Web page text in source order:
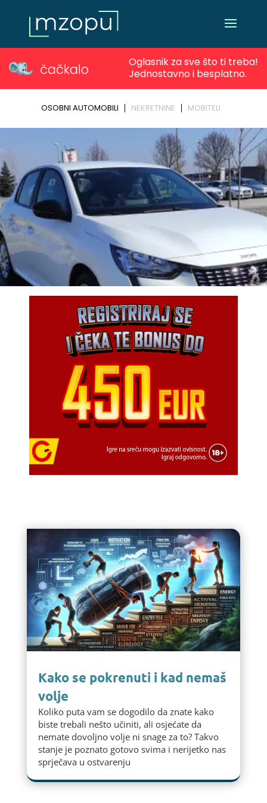
Kako se pokrenuti i kad nemaš
volje
Koliko puta vam se dogodilo da znate kako
biste trebali nešto učiniti, ali osjećate da
nemate dovoljno volje ni snage za to? Takvo
stanje je poznato gotovo svima i nerijetko nas
sprječava u ostvarenju